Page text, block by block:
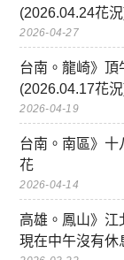
(2026.04.24花
2026-04-27
台南。龍崎》頂
(2026.04.17花
2026-04-19
台南。南區》十
花
2026-04-14
高雄。鳳山》江
現在中午沒有休